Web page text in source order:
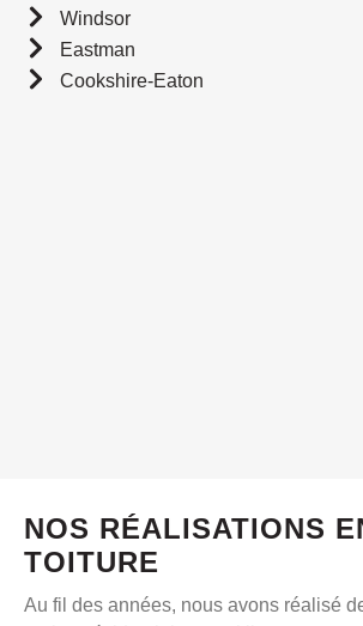
Windsor
Eastman
Cookshire-Eaton
NOS RÉALISATIONS
TOITURE
Au fil des années, nous avons réalisé